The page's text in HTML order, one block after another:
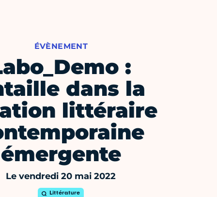
ÉVÈNEMENT
:
dans la
littéraire
émergente
Le vendredi 20 mai 2022
Littérature